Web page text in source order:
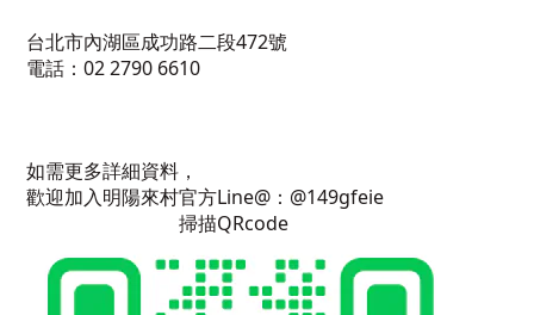
台北市內湖區成功路二段472號
電話：02 2790 6610
如需更多詳細資料，
歡迎加入明陽來村官方Line@：@149gfeie
掃描QRcode